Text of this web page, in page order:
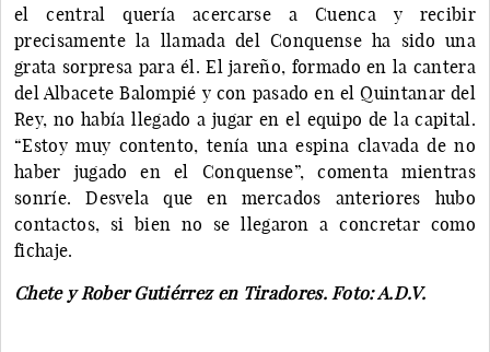
el central quería acercarse a Cuenca y recibir
precisamente la llamada del Conquense ha sido una
grata sorpresa para él. El jareño, formado en la cantera
del Albacete Balompié y con pasado en el Quintanar del
Rey, no había llegado a jugar en el equipo de la capital.
“Estoy muy contento, tenía una espina clavada de no
haber jugado en el Conquense”, comenta mientras
sonríe. Desvela que en mercados anteriores hubo
contactos, si bien no se llegaron a concretar como
fichaje.
Chete y Rober Gutiérrez en Tiradores. Foto: A.D.V.